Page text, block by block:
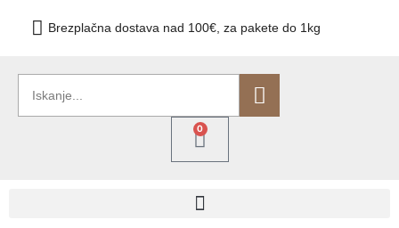
Brezplačna dostava nad 100€, za pakete do 1kg
0